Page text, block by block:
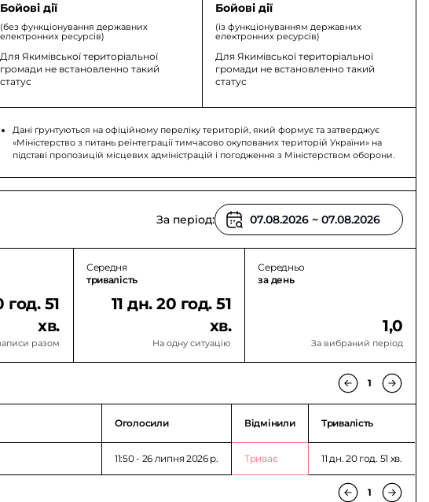
Бойові дії
(без функціонування державних
електронних ресурсів)
Для Якимівської територіальної
громади не встановленно такий
статус
Бойові дії
(із функціонуванням державних
електронних ресурсів)
Для Якимівської територіальної
громади не встановленно такий
статус
Дані ґрунтуються на офіційному переліку територій, який формує та затверджує
«Міністерство з питань реінтеграції тимчасово окупованих територій України» на
підставі пропозицій місцевих адміністрацій і погодження з Міністерством оборони.
За період:
год. 51
хв.
разом
Середня
тривалість
11 дн. 20 год. 51
хв.
На одну ситуацію
Середньо
за день
1,0
За вибраний період
1
Оголосили Відмінили Тривалість
11:50 - 26 липня 2026 p. Триває 11 дн. 20 год. 51 хв.
1